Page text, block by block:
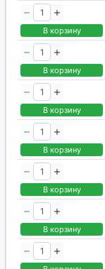
В корзину
В корзину
В корзину
В корзину
В корзину
В корзину